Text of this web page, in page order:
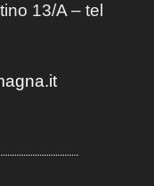
13/A– tel